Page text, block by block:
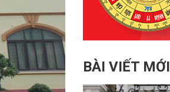
BÀI VIẾT MỚI